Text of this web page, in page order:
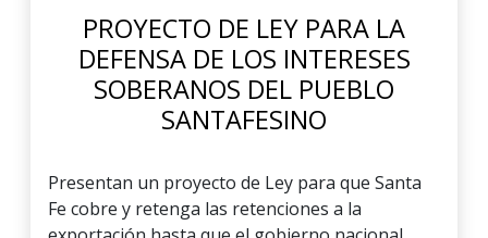
PROYECTO DE LEY PARA LA
DEFENSA DE LOS INTERESES
SOBERANOS DEL PUEBLO
SANTAFESINO
Presentan un proyecto de Ley para que Santa
Fe cobre y retenga las retenciones a la